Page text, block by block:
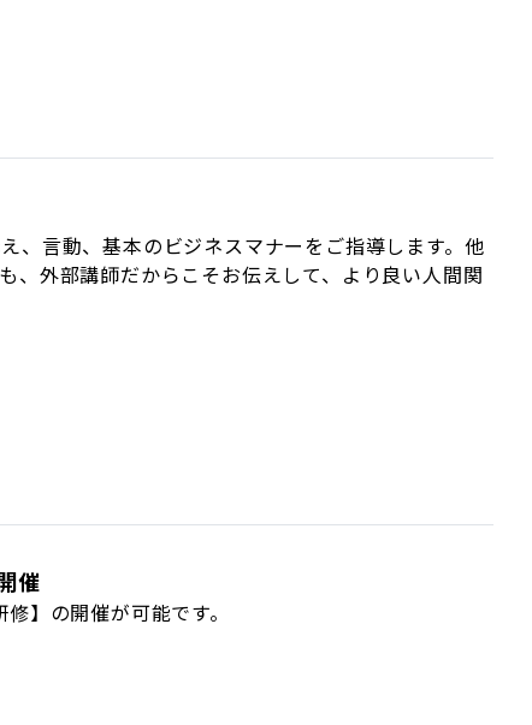
、言動、基本のビジネスマナーをご指導します。他
、外部講師だからこそお伝えして、より良い人間関
催
】の開催が可能です。